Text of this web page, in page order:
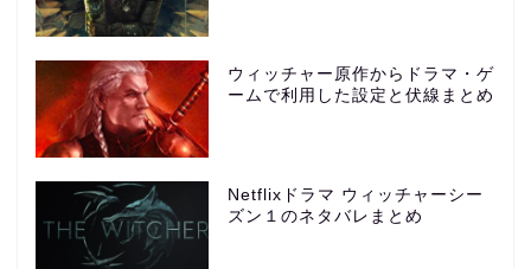
ウィッチャー原作からドラマ・ゲ
ームで利用した設定と伏線まとめ
Netflixドラマ ウィッチャーシー
ズン１のネタバレまとめ